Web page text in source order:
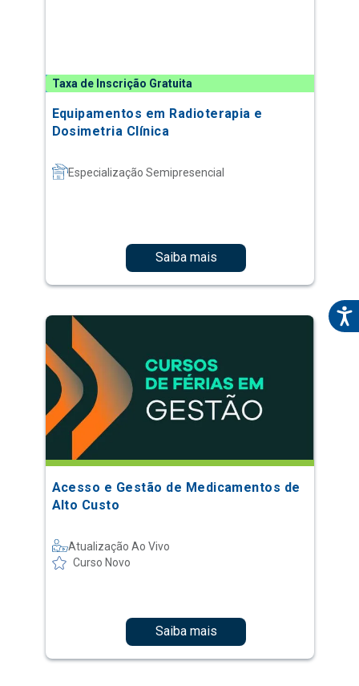
Taxa de Inscrição Gratuita
Equipamentos em Radioterapia e
Dosimetria Clínica
Especialização Semipresencial
Saiba mais
Acesso e Gestão de Medicamentos de
Alto Custo
Atualização Ao Vivo
Curso Novo
Saiba mais